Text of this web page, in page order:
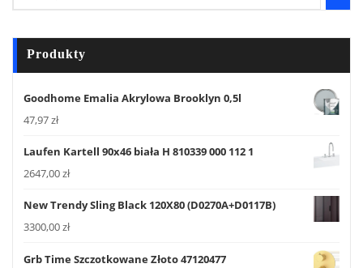
Produkty
Goodhome Emalia Akrylowa Brooklyn 0,5l
47,97zł
Laufen Kartell 90x46 biała H 810339 000 112 1
2647,00zł
New Trendy Sling Black 120X80 (D0270A+D0117B)
3300,00zł
Grb Time Szczotkowane Złoto 47120477